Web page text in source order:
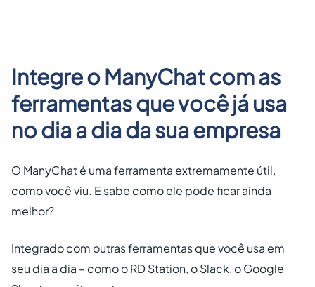
Integre o ManyChat com as
ferramentas que você já usa
no dia a dia da sua empresa
O ManyChat é uma ferramenta extremamente útil,
como você viu. E sabe como ele pode ficar ainda
melhor?
Integrado com outras ferramentas que você usa em
seu dia a dia – como o RD Station, o Slack, o Google